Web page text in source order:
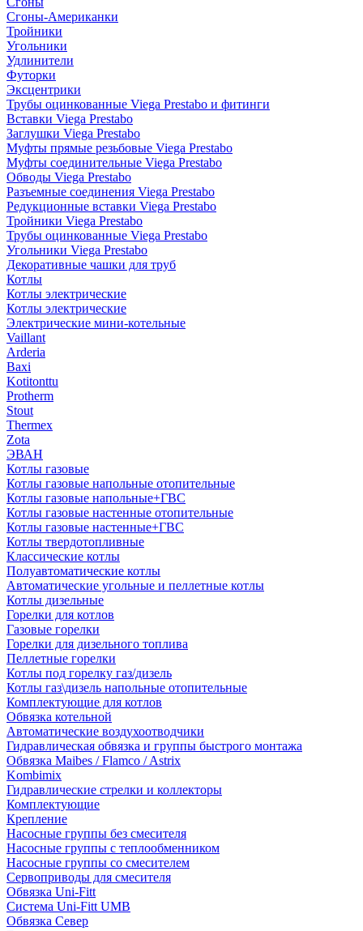
Сгоны-Американки
Тройники
Угольники
Удлинители
Футорки
Эксцентрики
Трубы оцинкованные Viega Prestabo и фитинги
Вставки Viega Prestabo
Заглушки Viega Prestabo
Муфты прямые резьбовые Viega Prestabo
Муфты соединительные Viega Prestabo
Обводы Viega Prestabo
Разъемные соединения Viega Prestabo
Редукционные вставки Viega Prestabo
Тройники Viega Prestabo
Трубы оцинкованные Viega Prestabo
Угольники Viega Prestabo
Декоративные чашки для труб
Котлы
Котлы электрические
Котлы электрические
Электрические мини-котельные
Vaillant
Arderia
Baxi
Kotitonttu
Protherm
Stout
Thermex
Zota
ЭВАН
Котлы газовые
Котлы газовые напольные отопительные
Котлы газовые напольные+ГВС
Котлы газовые настенные отопительные
Котлы газовые настенные+ГВС
Котлы твердотопливные
Классические котлы
Полуавтоматические котлы
Автоматические угольные и пеллетные котлы
Котлы дизельные
Горелки для котлов
Газовые горелки
Горелки для дизельного топлива
Пеллетные горелки
Котлы под горелку газ/дизель
Котлы газ\дизель напольные отопительные
Комплектующие для котлов
Обвязка котельной
Автоматические воздухоотводчики
Гидравлическая обвязка и группы быстрого монтажа
Обвязка Maibes / Flamco / Astrix
Kombimix
Гидравлические стрелки и коллекторы
Комплектующие
Крепление
Насосные группы без смесителя
Насосные группы с теплообменником
Насосные группы со смесителем
Сервоприводы для смесителя
Обвязка Uni-Fitt
Система Uni-Fitt UMB
Обвязка Север